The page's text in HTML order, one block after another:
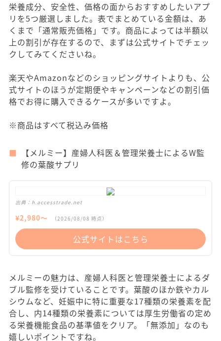
栄養成分、安全性、価格の面からおすすめしたいアプ
リを5つ厳選しました。表でまとめている金額は、あ
くまで「通常販売価格」です。商品によっては半額以
上の割引が存在するので、まずは公式サイトでチェッ
クしてみてくださいね。
楽天やAmazonなどのショッピングサイトよりも、公
式サイトのほうが定期便やキャンペーンなどの割引価
格でお得に購入できるケースが多いですよ。
※商品はすべて税込み価格
【メルミー】産婦人科医＆管理栄養士によるW監
修の葉酸サプリ
出典： h.accesstrade.net
¥2,980〜 （2026/08/08 時点）
公式サイトはこちら
メルミーの魅力は、産婦人科医と管理栄養士によるダ
ブル監修を受けていることです。葉酸のほか鉄やカル
シウムなど、妊娠中に特に重要な17種類の栄養素を配
合し、内14種類の栄養素については厚生労働省の定め
る栄養機能食品の基準値をクリア。「無添加」なのも
嬉しいポイントですね。